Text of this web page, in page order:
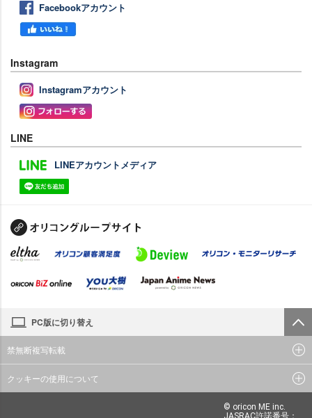
Facebookアカウント
Instagram
Instagramアカウント
LINE
LINEアカウントメディア
PC版に切り替え
禁無断複写転載
クッキーの使用について
© oricon ME inc.